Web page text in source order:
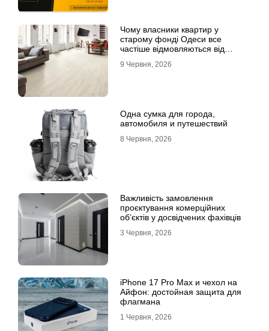
Чому власники квартир у
старому фонді Одеси все
частіше відмовляються від
9 Червня, 2026
Одна сумка для города,
автомобиля и путешествий
8 Червня, 2026
Важливість замовлення
проєктування комерційних
об’єктів у досвідчених фахівців
3 Червня, 2026
iPhone 17 Pro Max и чехол на
Айфон: достойная защита для
флагмана
1 Червня, 2026